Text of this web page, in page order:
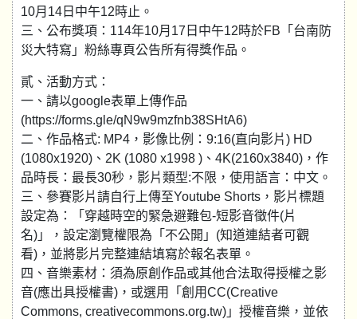
10月14日中午12時止。
三、公布獎項：114年10月17日中午12時於FB「台南防
災大特寫」粉絲專頁公告所有得獎作品。
貳、活動方式：
一、請以google表單上傳作品
(https://forms.gle/qN9w9mzfnb38SHtA6)
二、作品格式: MP4，影像比例：9:16(直向影片) HD
(1080x1920)、2K (1080 x1998 )、4K(2160x3840)，作
品時長：最長30秒，影片類型:不限，使用語言：中文。
三、參賽影片請自行上傳至Youtube Shorts，影片標題
設定為：「穿越時空的緊急避難包-短影音徵件(片
名)」，設定瀏覽權限為「不公開」(知道連結者可觀
看)，並將影片完整連結填寫於報名表單。
四、音樂素材：須為原創作品或其他合法取得授權之影
音(應出具授權書)，或選用「創用CC(Creative
Commons, creativecommons.org.tw)」授權音樂，並依